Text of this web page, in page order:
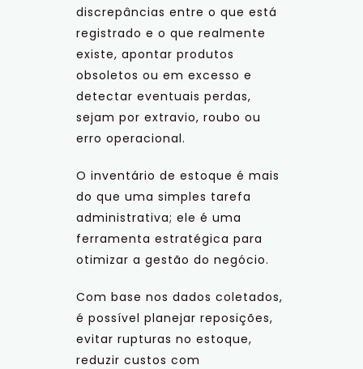
discrepâncias entre o que está
registrado e o que realmente
existe, apontar produtos
obsoletos ou em excesso e
detectar eventuais perdas,
sejam por extravio, roubo ou
erro operacional.
O inventário de estoque é mais
do que uma simples tarefa
administrativa; ele é uma
ferramenta estratégica para
otimizar a gestão do negócio.
Com base nos dados coletados,
é possível planejar reposições,
evitar rupturas no estoque,
reduzir custos com